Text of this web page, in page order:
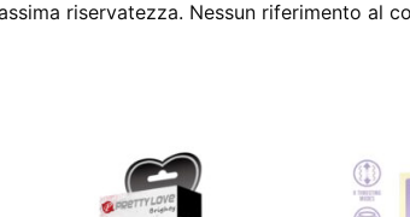
riservatezza. Nessun riferimento al